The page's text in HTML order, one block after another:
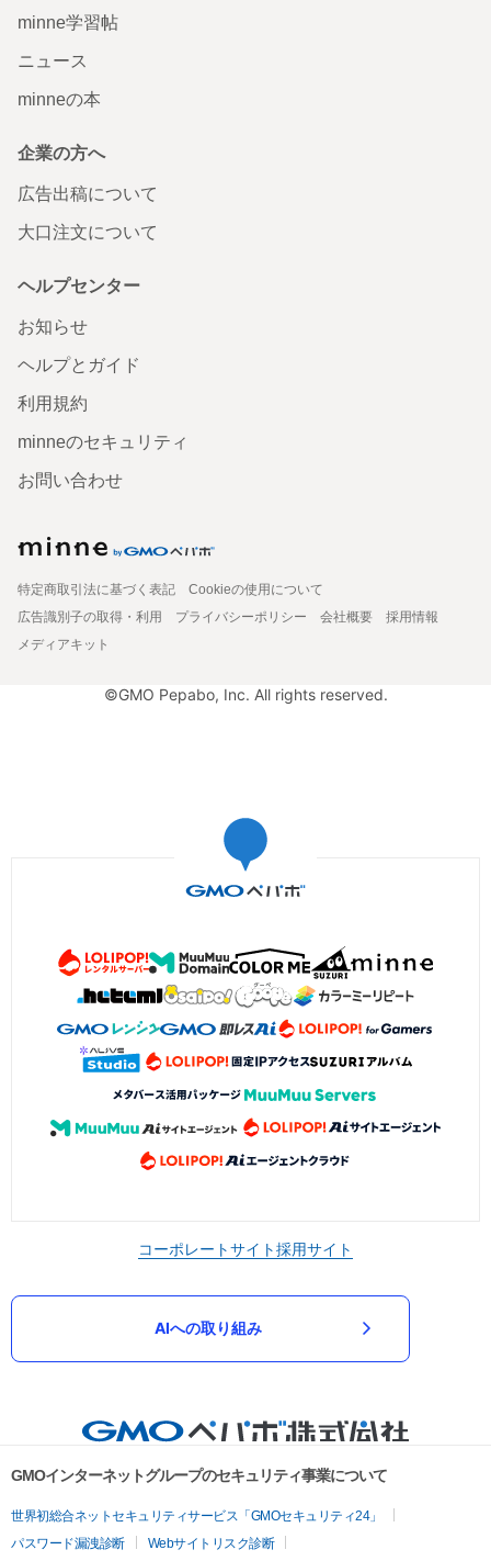
minne学習帖
ニュース
minneの本
企業の方へ
広告出稿について
大口注文について
ヘルプセンター
お知らせ
ヘルプとガイド
利用規約
minneのセキュリティ
お問い合わせ
特定商取引法に基づく表記
Cookieの使用について
広告識別子の取得・利用
プライバシーポリシー 会社概要
採用情報
メディアキット
©GMO Pepabo, Inc. All rights reserved.
コーポレートサイト採用サイト
AIへの取り組み
GMOインターネットグループのセキュリティ事業について
世界初総合ネットセキュリティサービス「GMOセキュリティ24」
パスワード漏洩診断
Webサイトリスク診断